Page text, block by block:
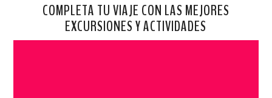
COMPLETA TU VIAJE CON LAS MEJORES
EXCURSIONES Y ACTIVIDADES